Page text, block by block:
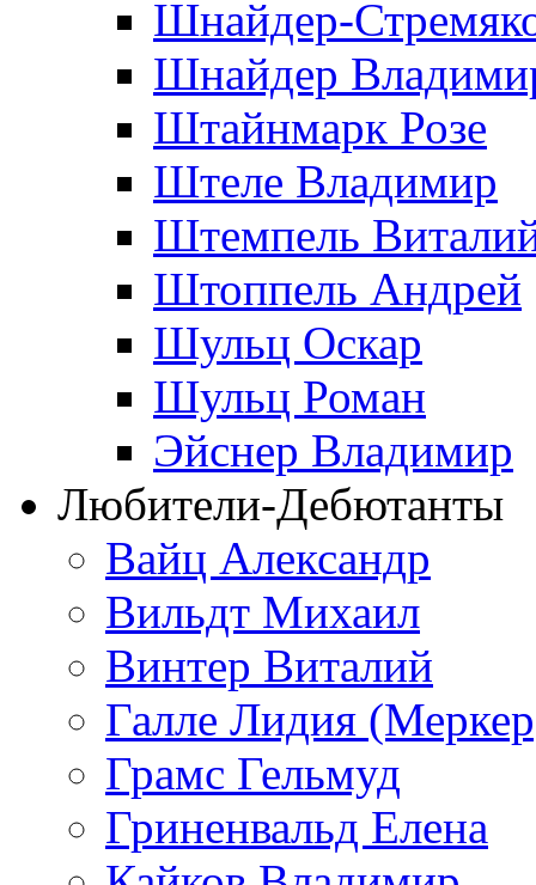
Шнайдер-
Шнайдер
Штайнмарк Розe
Штеле Владимир
Штемпель
Штоппель Андрей
Шульц Оскар
Шульц Роман
Эйснер Владимир
Любители-Дебютанты
Вайц Александр
Вильдт Михаил
Винтер Виталий
Галле Лидия
Грамс Гельмуд
Гриненвальд Елена